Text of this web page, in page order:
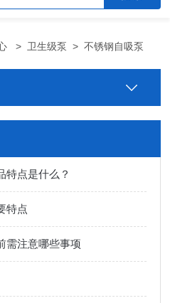
> 卫生级泵 >不锈钢自吸泵
特点是什么？
特点
需注意哪些事项